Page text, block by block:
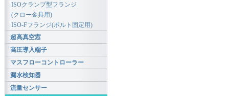
ISOクランプ型フランジ
(クロー金具用)
ISO-Fフランジ(ボルト固定用)
超高真空窓
高圧導入端子
マスフローコントローラー
漏水検知器
流量センサー